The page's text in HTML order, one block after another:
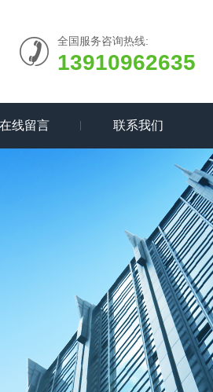
全国服务咨询热线:
13910962635
在线留言 联系我们